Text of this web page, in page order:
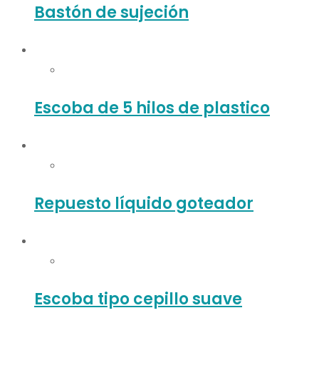
Bastón de sujeción
Escoba de 5 hilos de plastico
Repuesto líquido goteador
Escoba tipo cepillo suave